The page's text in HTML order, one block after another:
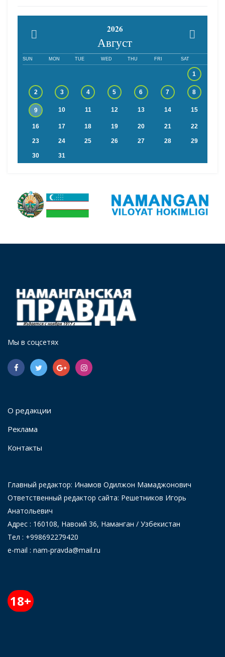
2026
Август
SUN MON TUE WED THU FRI SAT
1
2 3 4 5 6 7 8
9 10 11 12 13 14 15
16 17 18 19 20 21 22
23 24 25 26 27 28 29
30 31
Мы в соцсетях
О редакции
Реклама
Контакты
Главный редактор: Инамов Одилжон Мамаджонович
Ответственный редактор сайта: Решетников Игорь
Анатольевич
Адрес : 160108, Навоий 36, Наманган / Узбекистан
Тел : +998692279420
e-mail : nam-pravda@mail.ru
18+